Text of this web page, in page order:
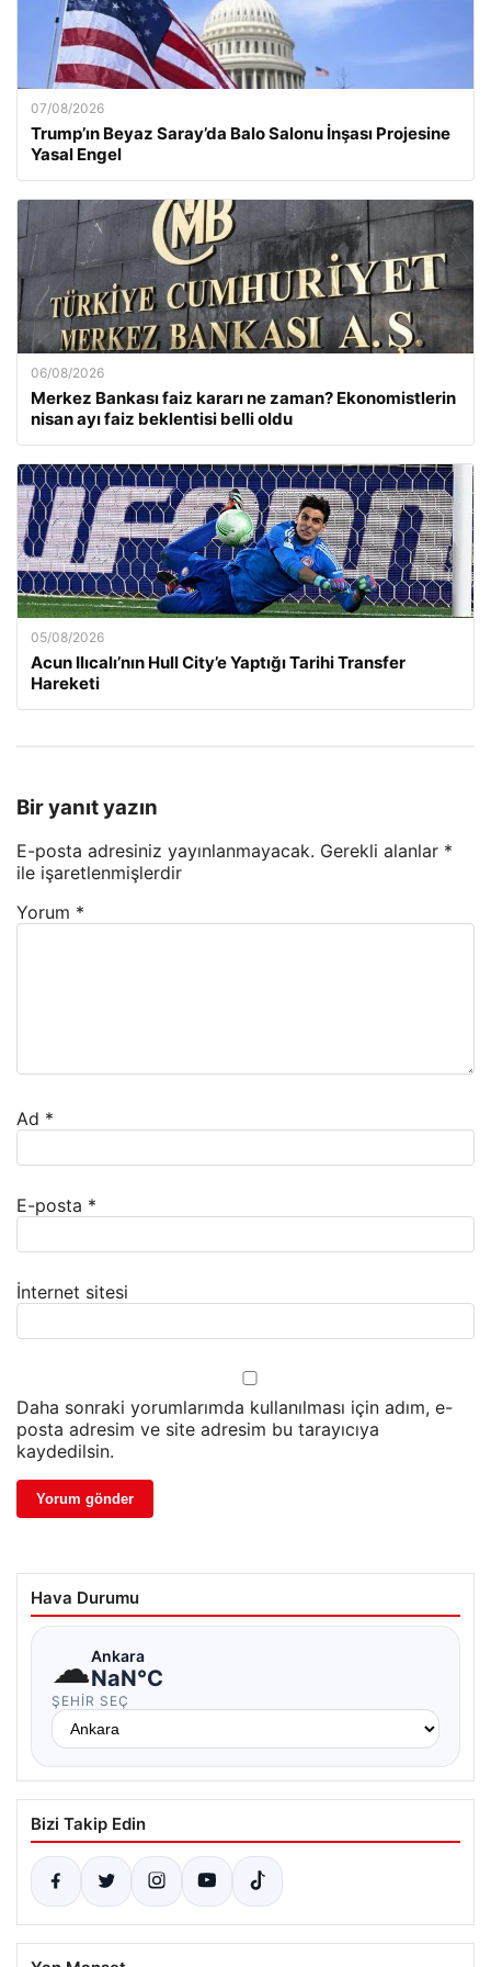
07/08/2026
Trump’ın Beyaz Saray’da Balo Salonu İnşası Projesine
Yasal Engel
06/08/2026
Merkez Bankası faiz kararı ne zaman? Ekonomistlerin
nisan ayı faiz beklentisi belli oldu
05/08/2026
Acun Ilıcalı’nın Hull City’e Yaptığı Tarihi Transfer
Hareketi
Bir yanıt yazın
E-posta adresiniz yayınlanmayacak. Gerekli alanlar *
ile işaretlenmişlerdir
Yorum *
Ad *
E-posta *
İnternet sitesi
Daha sonraki yorumlarımda kullanılması için adım, e-
posta adresim ve site adresim bu tarayıcıya
kaydedilsin.
Hava Durumu
☁Ankara
NaN°C
ŞEHIR SEÇ
Bizi Takip Edin